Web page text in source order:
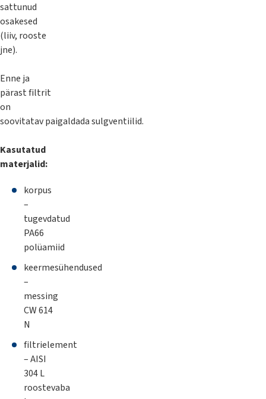
sattunud
osakesed
(liiv, rooste
jne).
Enne ja
pärast filtrit
on
soovitatav paigaldada sulgventiilid.
Kasutatud
materjalid:
korpus
–
tugevdatud
PA66
polüamiid
keermesühendused
–
messing
CW 614
N
filtrielement
– AISI
304 L
roostevaba